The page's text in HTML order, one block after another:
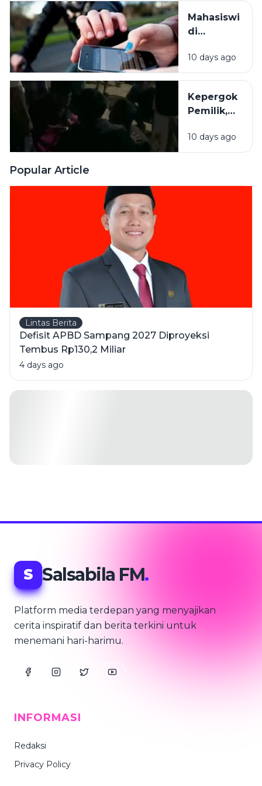
Gagal
Total
Mahasiswi
di
Jatuh dari
Motor saat
Begal HP
10 days ago
Kepergok
Pemilik,
Motor di
Sampang
10 days ago
Popular Article
Lintas Berita
Defisit APBD Sampang 2027 Diproyeksi
Tembus Rp130,2 Miliar
4 days ago
S Salsabila FM.
Platform media terdepan yang menyajikan
cerita inspiratif dan berita terkini untuk
menemani hari-harimu.
INFORMASI
Redaksi
Privacy Policy